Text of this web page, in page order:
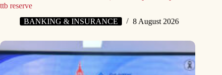
ttb reserve
BANKING & INSURANCE
8 August 2026